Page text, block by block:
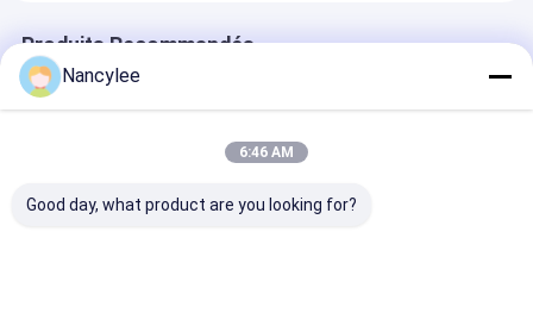
Produits Recommandés
Nancylee
6:46 AM
Good day, what product are you looking for?